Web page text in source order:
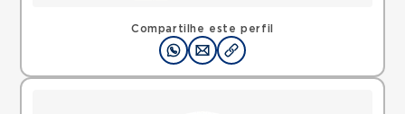
Compartilhe este perfil